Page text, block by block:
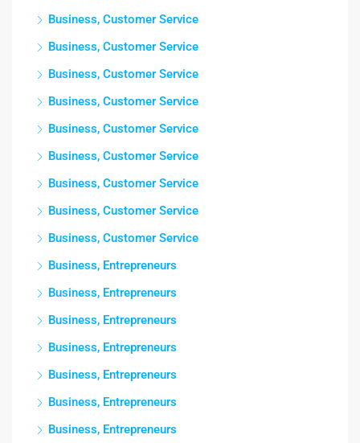
Business, Customer Service
Business, Customer Service
Business, Customer Service
Business, Customer Service
Business, Customer Service
Business, Customer Service
Business, Customer Service
Business, Customer Service
Business, Customer Service
Business, Entrepreneurs
Business, Entrepreneurs
Business, Entrepreneurs
Business, Entrepreneurs
Business, Entrepreneurs
Business, Entrepreneurs
Business, Entrepreneurs